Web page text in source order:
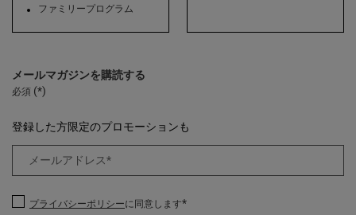
ファミリープログラム
メールマガジンを購読する
必須 (*)
登録した方限定のプロモーションも
メールアドレス*
プライバシーポリシーに同意します*